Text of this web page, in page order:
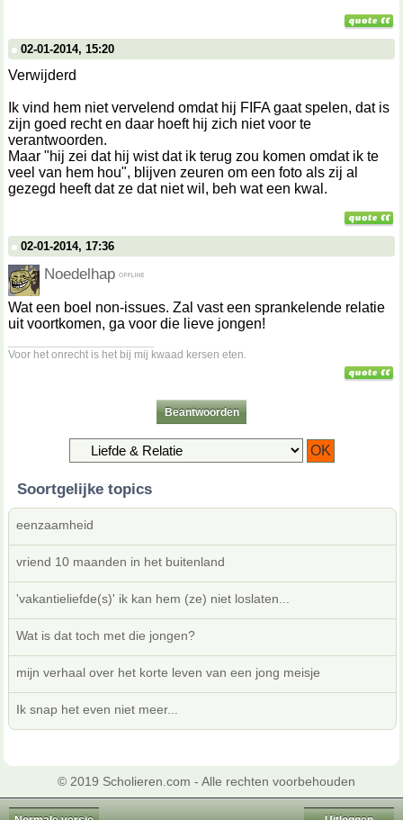
02-01-2014, 15:20
Verwijderd
Ik vind hem niet vervelend omdat hij FIFA gaat spelen, dat is
zijn goed recht en daar hoeft hij zich niet voor te
verantwoorden.
Maar "hij zei dat hij wist dat ik terug zou komen omdat ik te
veel van hem hou", blijven zeuren om een foto als zij al
gezegd heeft dat ze dat niet wil, beh wat een kwal.
02-01-2014, 17:36
Noedelhap
Wat een boel non-issues. Zal vast een sprankelende relatie
uit voortkomen, ga voor die lieve jongen!
Voor het onrecht is het bij mij kwaad kersen eten.
Beantwoorden
Soortgelijke topics
eenzaamheid
vriend 10 maanden in het buitenland
'vakantieliefde(s)' ik kan hem (ze) niet loslaten...
Wat is dat toch met die jongen?
mijn verhaal over het korte leven van een jong meisje
Ik snap het even niet meer...
© 2019 Scholieren.com - Alle rechten voorbehouden